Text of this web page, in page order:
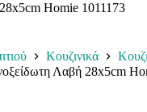
Homie 1011173
Κουζινικά
Λαβή 28x5cm